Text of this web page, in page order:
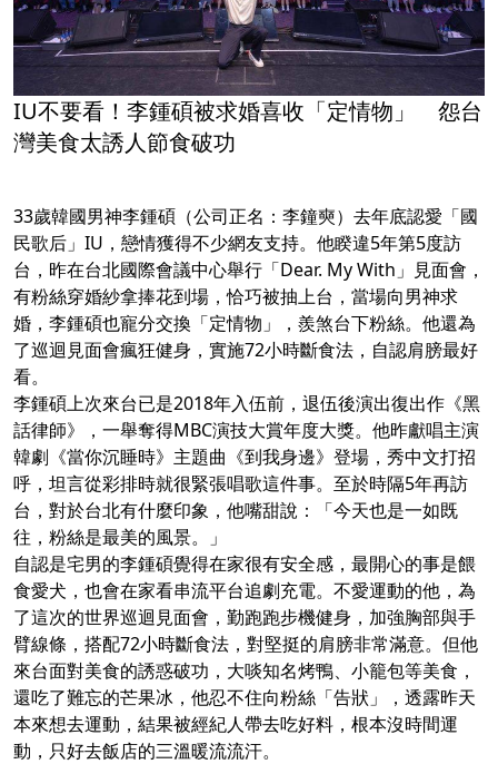
IU不要看！李鍾碩被求婚喜收「定情物」 怨台
灣美食太誘人節食破功
33歲韓國男神李鍾碩（公司正名：李鐘奭）去年底認愛「國
民歌后」IU，戀情獲得不少網友支持。他睽違5年第5度訪
台，昨在台北國際會議中心舉行「Dear. My With」見面會，
有粉絲穿婚紗拿捧花到場，恰巧被抽上台，當場向男神求
婚，李鍾碩也寵分交換「定情物」，羨煞台下粉絲。他還為
了巡迴見面會瘋狂健身，實施72小時斷食法，自認肩膀最好
看。
李鍾碩上次來台已是2018年入伍前，退伍後演出復出作《黑
話律師》，一舉奪得MBC演技大賞年度大獎。他昨獻唱主演
韓劇《當你沉睡時》主題曲《到我身邊》登場，秀中文打招
呼，坦言從彩排時就很緊張唱歌這件事。至於時隔5年再訪
台，對於台北有什麼印象，他嘴甜說：「今天也是一如既
往，粉絲是最美的風景。」
自認是宅男的李鍾碩覺得在家很有安全感，最開心的事是餵
食愛犬，也會在家看串流平台追劇充電。不愛運動的他，為
了這次的世界巡迴見面會，勤跑跑步機健身，加強胸部與手
臂線條，搭配72小時斷食法，對堅挺的肩膀非常滿意。但他
來台面對美食的誘惑破功，大啖知名烤鴨、小籠包等美食，
還吃了難忘的芒果冰，他忍不住向粉絲「告狀」，透露昨天
本來想去運動，結果被經紀人帶去吃好料，根本沒時間運
動，只好去飯店的三溫暖流流汗。